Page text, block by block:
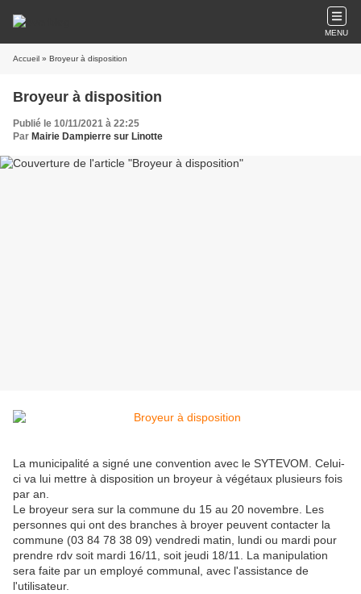
MENU
Accueil » Broyeur à disposition
Broyeur à disposition
Publié le 10/11/2021 à 22:25
Par Mairie Dampierre sur Linotte
La municipalité a signé une convention avec le SYTEVOM. Celui-
ci va lui mettre à disposition un broyeur à végétaux plusieurs fois
par an.
Le broyeur sera sur la commune du 15 au 20 novembre. Les
personnes qui ont des branches à broyer peuvent contacter la
commune (03 84 78 38 09) vendredi matin, lundi ou mardi pour
prendre rdv soit mardi 16/11, soit jeudi 18/11. La manipulation
sera faite par un employé communal, avec l'assistance de
l'utilisateur.